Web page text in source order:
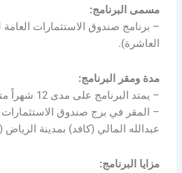
مسمى البرنامج:
– برنامج صندوق الاستثمارات
العاشرة).
مدة ومقر البرنامج:
– يمتد البرنامج على مدى 12 شهراً متصلة بدوام كامل.
– المقر في برج صندوق الاستثمارات
عبدالله المالي (كافد) بمدينة
مزايا البرنامج: